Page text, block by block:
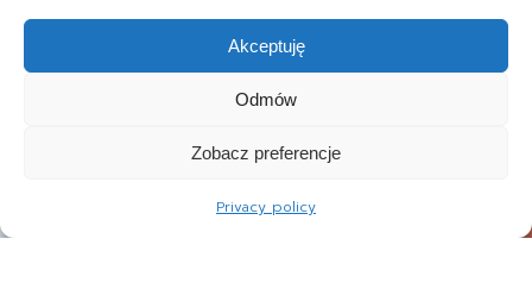
Akceptuję
Odmów
Zobacz preferencje
Privacy policy